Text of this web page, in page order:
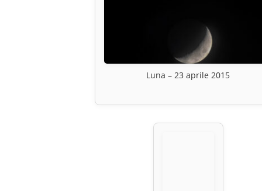
Luna – 23 aprile 2015